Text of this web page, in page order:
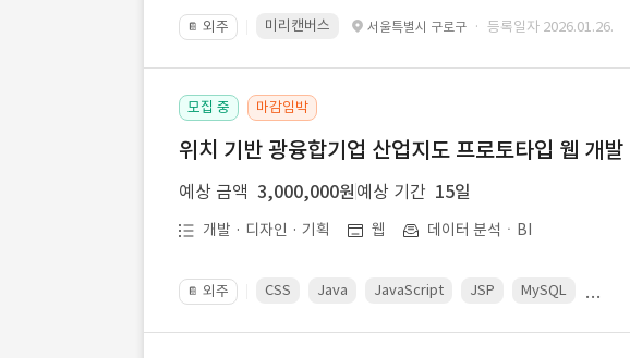
📔 외주 미리캔버스 서울특별시 구로구 · 등록일자 2026.01.26.
모집 중 마감임박
위치 기반 광융합기업 산업지도 프로토타입 웹 개발
예상 금액 3,000,000원 예상 기간 15일
개발 · 디자인 · 기획 웹 데이터 분석ㆍBI
📔 외주 CSS Java JavaScript JSP MySQL